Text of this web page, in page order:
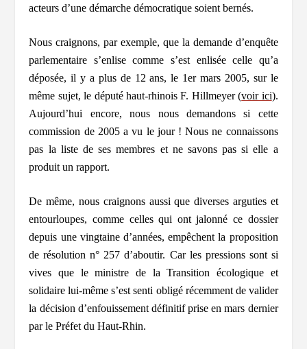
acteurs d’une démarche démocratique soient bernés.
Nous craignons, par exemple, que la demande d’enquête
parlementaire s’enlise comme s’est enlisée celle qu’a
déposée, il y a plus de 12 ans, le 1er mars 2005, sur le
même sujet, le député haut-rhinois F. Hillmeyer (voir ici).
Aujourd’hui encore, nous nous demandons si cette
commission de 2005 a vu le jour ! Nous ne connaissons
pas la liste de ses membres et ne savons pas si elle a
produit un rapport.
De même, nous craignons aussi que diverses arguties et
entourloupes, comme celles qui ont jalonné ce dossier
depuis une vingtaine d’années, empêchent la proposition
de résolution n° 257 d’aboutir. Car les pressions sont si
vives que le ministre de la Transition écologique et
solidaire lui-même s’est senti obligé récemment de valider
la décision d’enfouissement définitif prise en mars dernier
par le Préfet du Haut-Rhin.